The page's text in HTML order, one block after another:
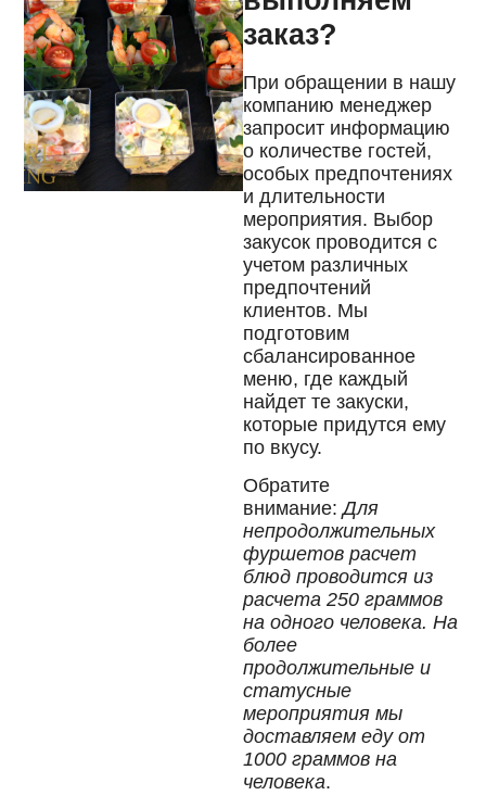
заказ?
При обращении в нашу
компанию менеджер
запросит информацию
о количестве гостей,
особых предпочтениях
и длительности
мероприятия. Выбор
закусок проводится с
учетом различных
предпочтений
клиентов. Мы
подготовим
сбалансированное
меню, где каждый
найдет те закуски,
которые придутся ему
по вкусу.
Обратите
внимание:Для
непродолжительных
фуршетов расчет
блюд проводится из
расчета 250 граммов
на одного человека. На
более
продолжительные и
статусные
мероприятия мы
доставляем еду от
1000 граммов на
человека.